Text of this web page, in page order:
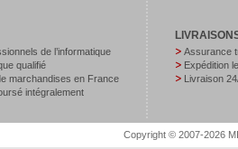
de l’informatique
qualifié
marchandises en France
intégralement
Assurance
Expédition
Livraison
Copyright © 2007-2026